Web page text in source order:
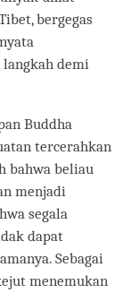
bergegas
demi
Buddha
tercerahkan
bahwa beliau
menjadi
segala
dapat
Sebagai
menemukan